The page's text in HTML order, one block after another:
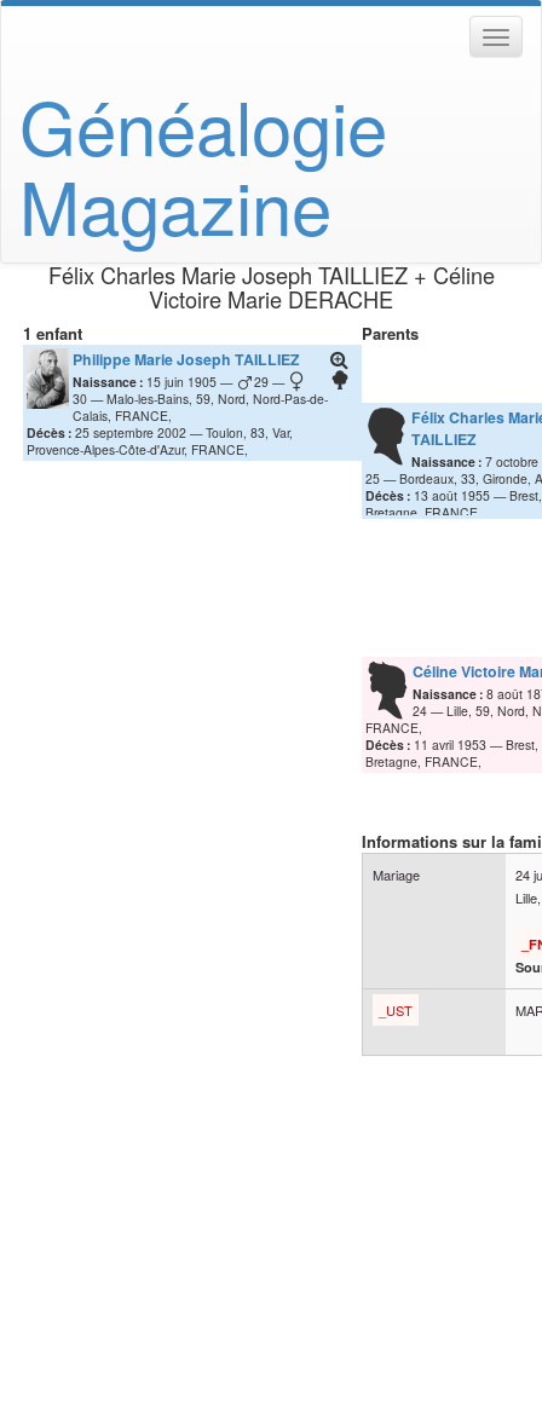
Généalogie
Magazine
Félix Charles Marie JosephTAILLIEZ+Céline
Victoire Marie DERACHE
1 enfant
Philippe Marie Joseph TAILLIEZ
Naissance : 15 juin 1905
29
30
Malo-les-Bains, 59, Nord, Nord-Pas-de-
Calais, FRANCE,
Décès : 25 septembre 2002
Toulon, 83, Var,
Provence-Alpes-Côte-d'Azur, FRANCE,
Parents
Félix Charles
TAILLIEZ
Naissance : 7
25
Bordeaux, 33, Gironde,
Décès : 13 août 1955
Bretagne, FRANCE,
Céline Victoire
Naissance : 8 août
24
Lille, 59, Nord,
FRANCE,
Décès : 11 avril 1953
Bretagne, FRANCE,
Informations sur la
Mariage
24
_UST